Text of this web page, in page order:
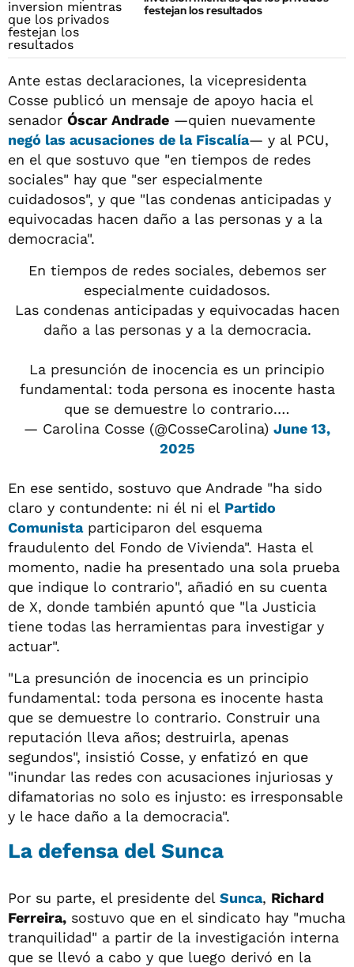
festejan los resultados
Ante estas declaraciones, la vicepresidenta
Cosse publicó un mensaje de apoyo hacia el
senador Óscar Andrade —quien nuevamente
negó las acusaciones de la Fiscalía— y al PCU,
en el que sostuvo que "en tiempos de redes
sociales" hay que "ser especialmente
cuidadosos", y que "las condenas anticipadas y
equivocadas hacen daño a las personas y a la
democracia".
En tiempos de redes sociales, debemos ser
especialmente cuidadosos.
Las condenas anticipadas y equivocadas hacen
daño a las personas y a la democracia.
La presunción de inocencia es un principio
fundamental: toda persona es inocente hasta
que se demuestre lo contrario.…
— Carolina Cosse (@CosseCarolina) June 13,
2025
En ese sentido, sostuvo que Andrade "ha sido
claro y contundente: ni él ni el Partido
Comunistaparticiparon del esquema
fraudulento del Fondo de Vivienda". Hasta el
momento, nadie ha presentado una sola prueba
que indique lo contrario", añadió en su cuenta
de X, donde también apuntó que "la Justicia
tiene todas las herramientas para investigar y
actuar".
"La presunción de inocencia es un principio
fundamental: toda persona es inocente hasta
que se demuestre lo contrario. Construir una
reputación lleva años; destruirla, apenas
segundos", insistió Cosse, y enfatizó en que
"inundar las redes con acusaciones injuriosas y
difamatorias no solo es injusto: es irresponsable
y le hace daño a la democracia".
La defensa del Sunca
Por su parte, el presidente del Sunca, Richard
Ferreira, sostuvo que en el sindicato hay "mucha
tranquilidad" a partir de la investigación interna
que se llevó a cabo y que luego derivó en la